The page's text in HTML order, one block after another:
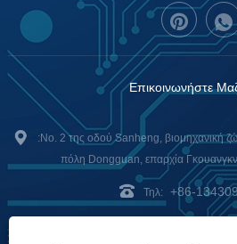
Επικοινωνήστε
:Νο. 2 της οδού Sanheng, βιομηχανική
πόλη Dongguan, επαρχία
Τηλ: +86-